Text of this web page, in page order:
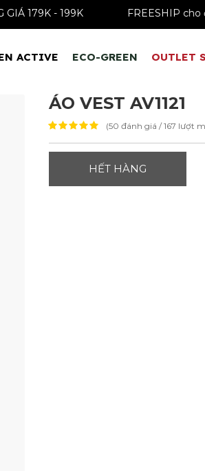
| ĐỒNG GIÁ 179K - 199K
ACTIVE ECO-GREEN OUTLET
ÁO VEST AV1121
(50 đánh giá / 167 lượt
HẾT HÀNG